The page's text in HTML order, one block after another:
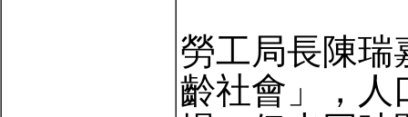
勞工局長陳瑞
齡社會」，人